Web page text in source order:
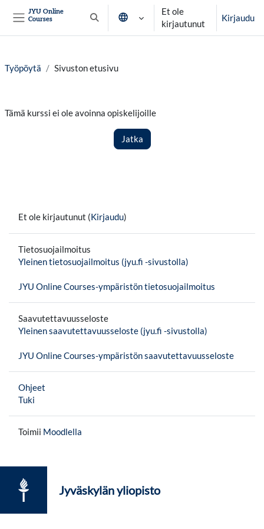
JYU Online
Courses
Vaihda hakusyöttöä
Et ole
kirjautunut
Kirjaudu
Työpöytä Sivuston etusivu
Tämä kurssi ei ole avoinna opiskelijoille
Jatka
Et ole kirjautunut (Kirjaudu)
Tietosuojailmoitus
Yleinen tietosuojailmoitus (jyu.fi -sivustolla)
JYU Online Courses-ympäristön tietosuojailmoitus
Saavutettavuusseloste
Yleinen saavutettavuusseloste (jyu.fi -sivustolla)
JYU Online Courses-ympäristön saavutettavuusseloste
Ohjeet
Tuki
Toimii Moodlella
Jyväskylän yliopisto